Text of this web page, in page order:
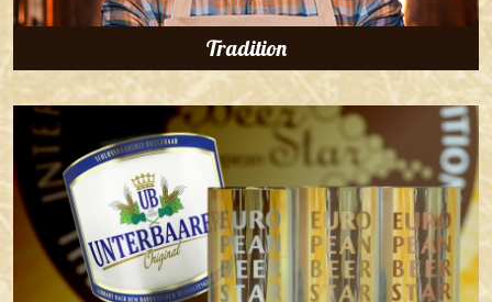
Tradition